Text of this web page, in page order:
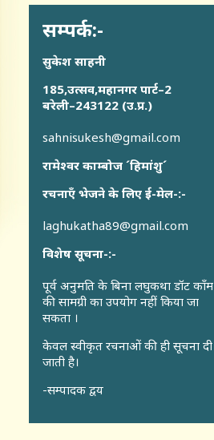
सम्पर्क:-
सुकेश साहनी
185,उत्सव,महानगर पार्ट–2
बरेली–243122 (उ.प्र.)
sahnisukesh@gmail.com
रामेश्वर काम्बोज ´हिमांशु´
रचनाएँ भेजने के लिए ई-मेल-:-
laghukatha89@gmail.com
विशेष सूचना-:-
पूर्व अनुमति के बिना लघुकथा डॉट कॉंम
की सामग्री का उपयोग नहीं किया जा
सकता ।
केवल स्वीकृत रचनाओं की ही सूचना दी
जाती है।
-सम्पादक द्वय